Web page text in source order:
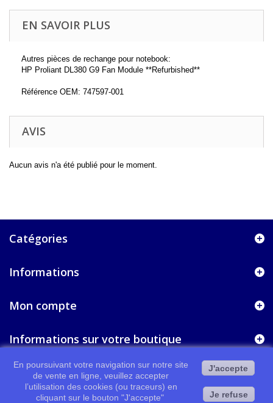
EN SAVOIR PLUS
Autres pièces de rechange pour notebook:
HP Proliant DL380 G9 Fan Module **Refurbished**
Référence OEM: 747597-001
AVIS
Aucun avis n'a été publié pour le moment.
Catégories
Informations
Mon compte
Informations sur votre boutique
En poursuivant votre navigation sur notre site
de vente en ligne, veuillez accepter
l’utilisation des cookies (ou traceurs) en
cliquant sur le bouton "J'accepte"
J'accepte
Je refuse